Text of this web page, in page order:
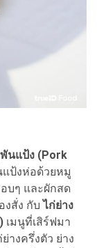
นแป้ง (Pork
แป้งห่อด้วยหมู
บๆ และผักสด
งสั่ง กับไก่ย่าง
เมนูที่เสิร์ฟมา
างครึ่งตัว ย่าง